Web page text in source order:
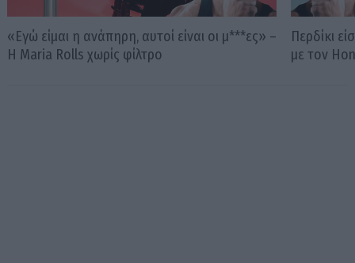
«Εγώ είμαι η ανάπηρη, αυτοί είναι οι μ***ες» –
Η Maria Rolls χωρίς φίλτρο
Περδίκι
με τον